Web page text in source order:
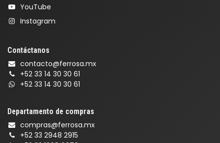
YouTube
Instagram
Contáctanos
contacto@ferrosa.mx
+52 33 14 30 30 61
+52 33 14 30 30 61
Departamento de compras
compras@ferrosa.mx
+52 33 2948 2915